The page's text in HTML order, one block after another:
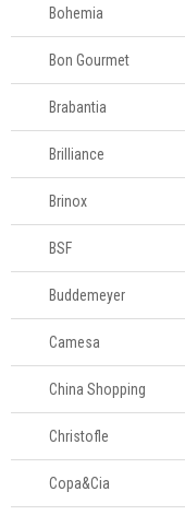
Bohemia
Bon Gourmet
Brabantia
Brilliance
Brinox
BSF
Buddemeyer
Camesa
China Shopping
Christofle
Copa&Cia